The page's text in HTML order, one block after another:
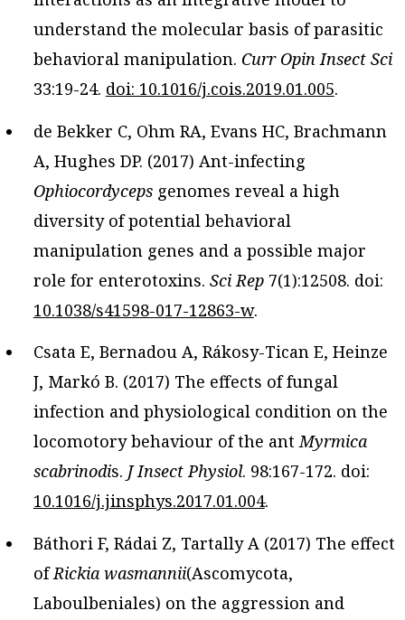
understand the molecular basis of parasitic
behavioral manipulation. Curr Opin Insect Sci
33:19-24. doi: 10.1016/j.cois.2019.01.005.
de Bekker C, Ohm RA, Evans HC, Brachmann
A, Hughes DP. (2017) Ant-infecting
Ophiocordycepsgenomes reveal a high
diversity of potential behavioral
manipulation genes and a possible major
role for enterotoxins. Sci Rep7(1):12508. doi:
10.1038/s41598-017-12863-w.
Csata E, Bernadou A, Rákosy-Tican E, Heinze
J, Markó B. (2017) The effects of fungal
infection and physiological condition on the
locomotory behaviour of the antMyrmica
scabrinodis. J Insect Physiol. 98:167-172. doi:
10.1016/j.jinsphys.2017.01.004.
Báthori F, Rádai Z, Tartally A (2017) The effect
ofRickia wasmannii(Ascomycota,
Laboulbeniales) on the aggression and